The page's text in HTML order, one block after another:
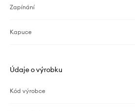
Zapínání
Kapuce
Údaje o výrobku
Kód výrobce